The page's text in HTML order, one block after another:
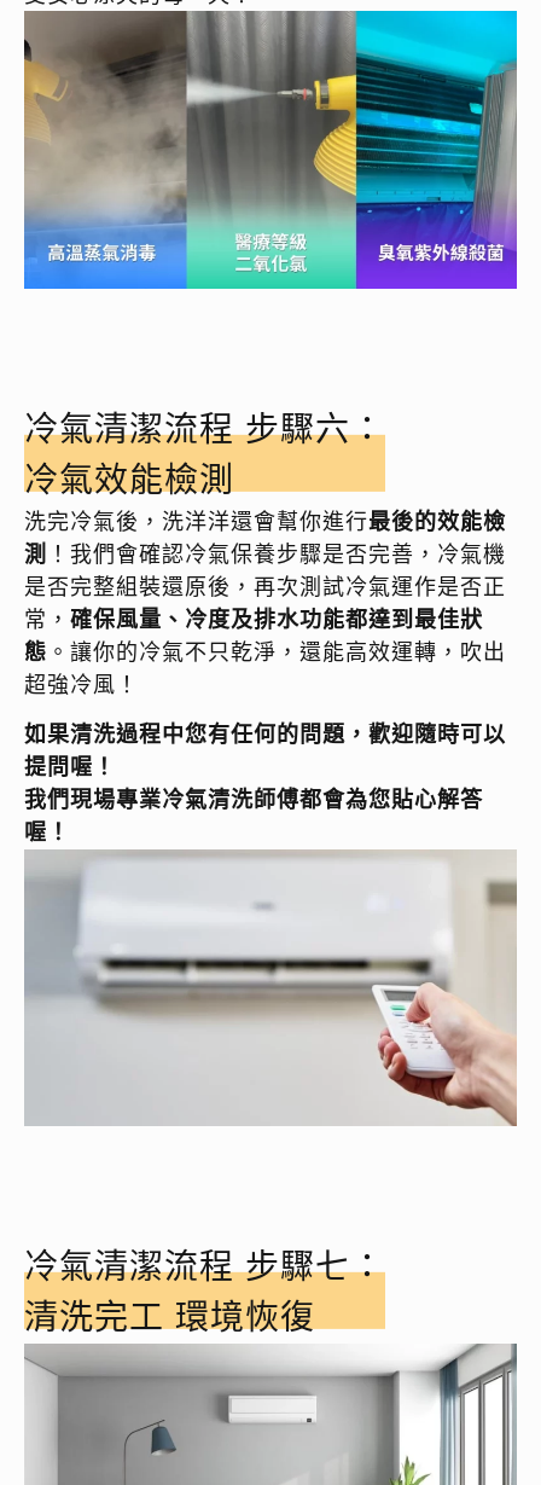
冷氣清潔流程 步驟六：
冷氣效能檢測
洗完冷氣後，洗洋洋還會幫你進行最後的效能檢
測 ！我們會確認冷氣保養步驟是否完善，冷氣機
是否完整組裝還原後，再次測試冷氣運作是否正
常， 確保風量、冷度及排水功能都達到最佳狀
態 。讓你的冷氣不只乾淨，還能高效運轉，吹出
超強冷風！
如果清洗過程中您有任何的問題，歡迎隨時可以
提問喔！
我們現場專業冷氣清洗師傅都會為您貼心解答
喔！
冷氣清潔流程 步驟七：
清洗完工 環境恢復